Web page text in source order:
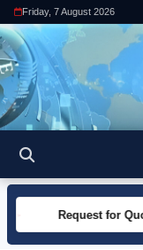
Friday, 7 August 2026
Request for